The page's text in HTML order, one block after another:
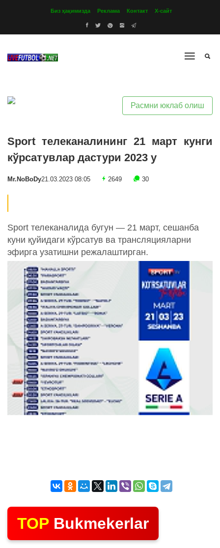
Биз ҳақимизда Реклама Контакт Х-сайт
Расмни юклаб олиш
Sport телеканалининг 21 март кунги
кўрсатувлар дастури 2023 y
Mr.NoBoDy21.03.2023 08:05 2649 30
Sport телеканалида бугун — 21 март, сешанба
куни қуйидаги кўрсатув ва трансляцияларни
эфирга узатишни режалаштирган.
TOP Bukmekerlar